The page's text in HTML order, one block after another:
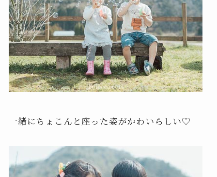
一緒にちょこんと座った姿がかわいらしい♡